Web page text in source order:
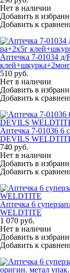
Нет в наличии
Добавить в
Добавить к
Аптечка 7-01034 д/
510 руб.
Нет в наличии
Добавить в
Добавить к
Аптечка 7-01036 6
DEVILS
740 руб.
Нет в наличии
Добавить в
Добавить к
Аптечка 6
WELDTITE
1 070 руб.
Нет в наличии
Добавить в
Добавить к